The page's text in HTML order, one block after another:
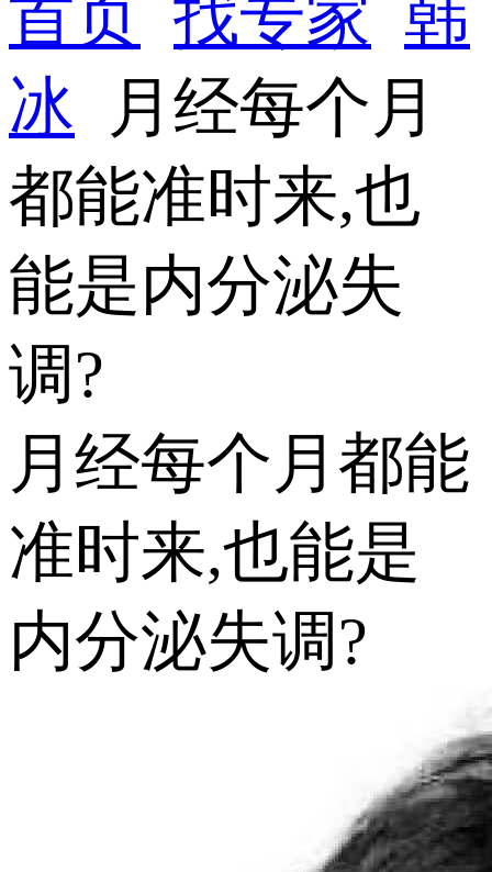
首页 找专家 韩
冰
月经每个月
都能准时来,也
能是内分泌失
调?
月经每个月都能
准时来,也能是
内分泌失调?